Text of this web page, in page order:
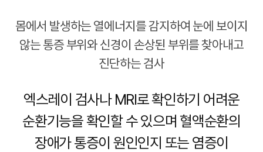
몸에서 발생하는 열에너지를 감지하여 눈에 보이지
않는 통증 부위와 신경이 손상된 부위를 찾아내고
진단하는 검사
엑스레이 검사나 MRI로 확인하기 어려운
순환기능을 확인할 수 있으며 혈액순환의
장애가 통증이 원인인지 또는 염증이